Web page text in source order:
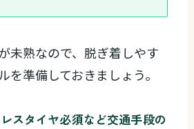
未熟なので、脱ぎ着しやす
を準備しておきましょう。
スタイヤ必須など交通手段の